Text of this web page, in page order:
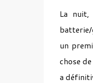
La
batterie/
un
chose
a